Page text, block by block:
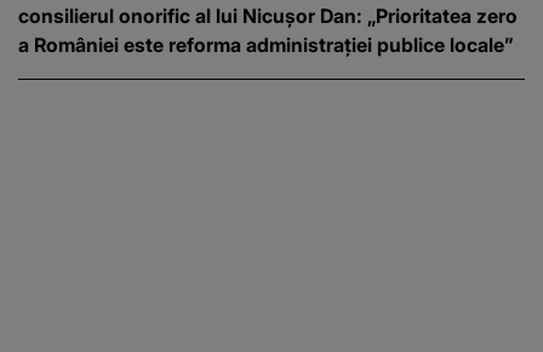
consilierul onorific al lui Nicușor Dan: „Prioritatea zero
a României este reforma administrației publice locale”